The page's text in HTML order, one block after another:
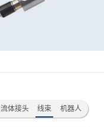
流体接头 线束 机器人